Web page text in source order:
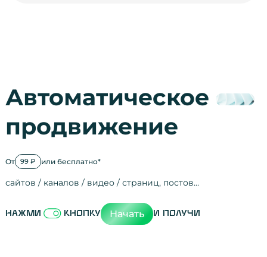
Автоматическое
продвижение
От 99 ₽ или бесплатно*
сайтов / каналов / видео / страниц, постов…
Нажми кнопку Начать и получи